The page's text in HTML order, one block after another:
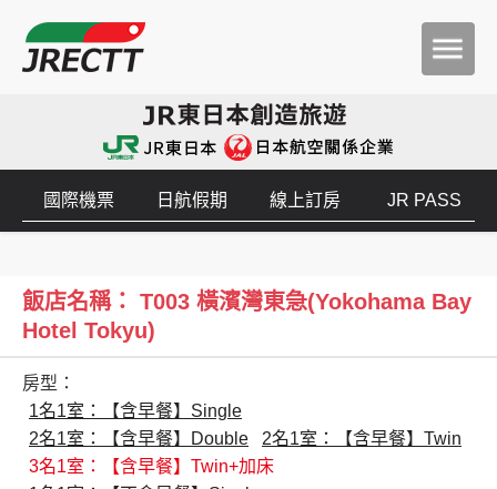
國際機票 日航假期 線上訂房 JR PASS
飯店名稱： T003 橫濱灣東急(Yokohama Bay
Hotel Tokyu)
房型：
1名1室：【含早餐】Single
2名1室：【含早餐】Double
2名1室：【含早餐】Twin
3名1室：【含早餐】Twin+加床